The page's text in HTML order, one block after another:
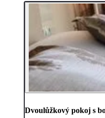
Dvoulůžkový pokoj s